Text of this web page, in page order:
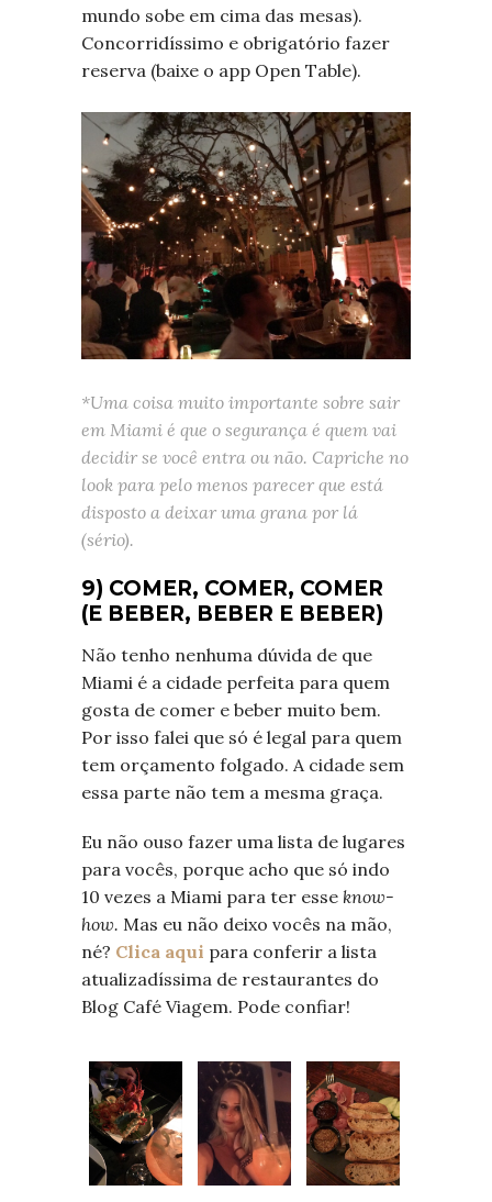
mundo sobe em cima das mesas).
Concorridíssimo e obrigatório fazer
reserva (baixe o app Open Table).
*Uma coisa muito importante sobre sair
em Miami é que o segurança é quem vai
decidir se você entra ou não. Capriche no
look para pelo menos parecer que está
disposto a deixar uma grana por lá
(sério).
9) COMER, COMER, COMER
(E BEBER, BEBER E BEBER)
Não tenho nenhuma dúvida de que
Miami é a cidade perfeita para quem
gosta de comer e beber muito bem.
Por isso falei que só é legal para quem
tem orçamento folgado. A cidade sem
essa parte não tem a mesma graça.
Eu não ouso fazer uma lista de lugares
para vocês, porque acho que só indo
10 vezes a Miami para ter esse know-
how. Mas eu não deixo vocês na mão,
né? Clica aqui para conferir a lista
atualizadíssima de restaurantes do
Blog Café Viagem. Pode confiar!